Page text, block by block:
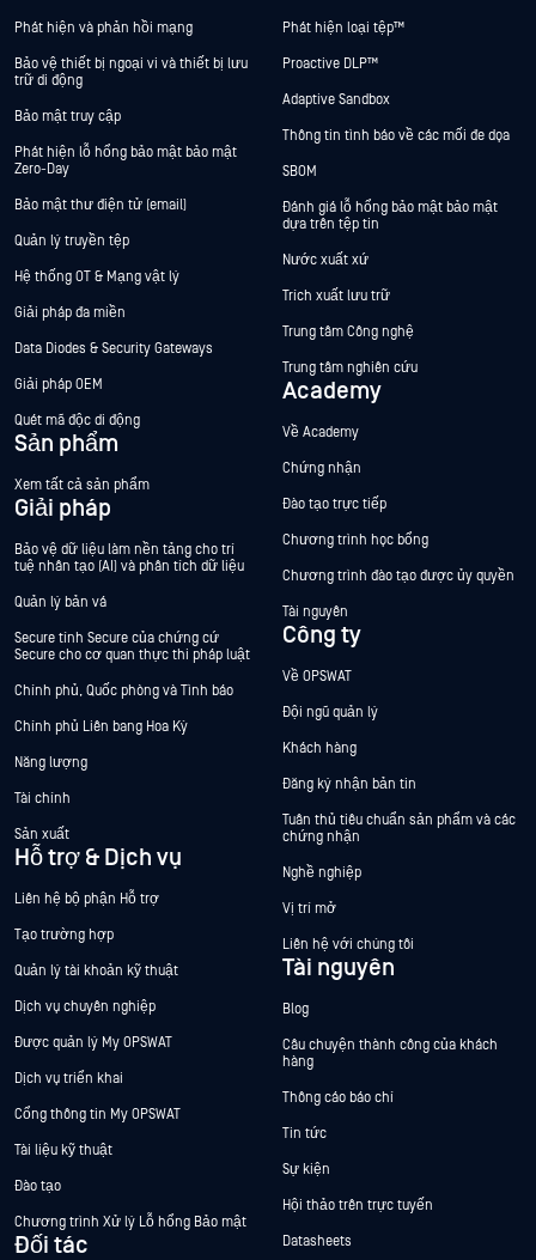
Phát hiện và phản hồi mạng
Bảo vệ thiết bị ngoại vi và thiết bị lưu
trữ di động
Bảo mật truy cập
Phát hiện lỗ hổng bảo mật bảo mật
Zero-Day
Bảo mật thư điện tử (email)
Quản lý truyền tệp
Hệ thống OT & Mạng vật lý
Giải pháp đa miền
Data Diodes & Security Gateways
Giải pháp OEM
Quét mã độc di động
Sản phẩm
Xem tất cả sản phẩm
Giải pháp
Bảo vệ dữ liệu làm nền tảng cho trí
tuệ nhân tạo (AI) và phân tích dữ liệu
Quản lý bản vá
Secure tính Secure của chứng cứ
Secure cho cơ quan thực thi pháp luật
Chính phủ, Quốc phòng và Tình báo
Chính phủ Liên bang Hoa Kỳ
Năng lượng
Tài chính
Sản xuất
Hỗ trợ & Dịch vụ
Liên hệ bộ phận Hỗ trợ
Tạo trường hợp
Quản lý tài khoản kỹ thuật
Dịch vụ chuyên nghiệp
Được quản lý My OPSWAT
Dịch vụ triển khai
Cổng thông tin My OPSWAT
Tài liệu kỹ thuật
Đào tạo
Chương trình Xử lý Lỗ hổng Bảo mật
Đối tác
Phát hiện loại tệp™
Proactive DLP™
Adaptive Sandbox
Thông tin tình báo về các mối đe dọa
SBOM
Đánh giá lỗ hổng bảo mật bảo mật
dựa trên tệp tin
Nước xuất xứ
Trích xuất lưu trữ
Trung tâm Công nghệ
Trung tâm nghiên cứu
Academy
Về Academy
Chứng nhận
Đào tạo trực tiếp
Chương trình học bổng
Chương trình đào tạo được ủy quyền
Tài nguyên
Công ty
Về OPSWAT
Đội ngũ quản lý
Khách hàng
Đăng ký nhận bản tin
Tuân thủ tiêu chuẩn sản phẩm và các
chứng nhận
Nghề nghiệp
Vị trí mở
Liên hệ với chúng tôi
Tài nguyên
Blog
Câu chuyện thành công của khách
hàng
Thông cáo báo chí
Tin tức
Sự kiện
Hội thảo trên trực tuyến
Datasheets